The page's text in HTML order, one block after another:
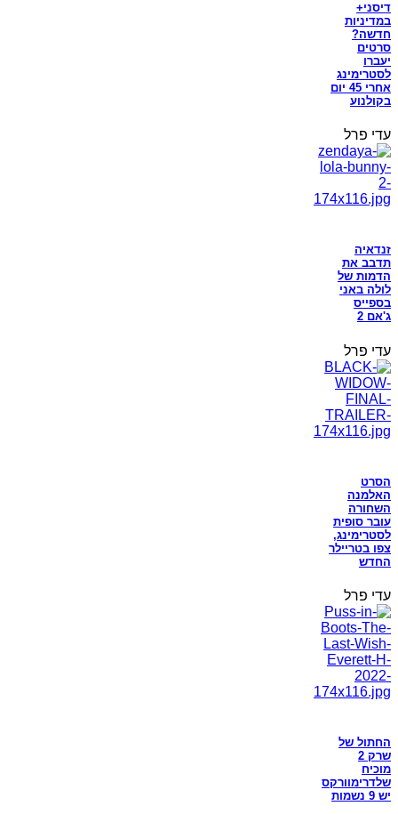
דיסני+
במדיניות
חדשה?
סרטים
יעברו
לסטרימינג
אחרי 45 יום
בקולנוע
עדי פרל
זנדאיה
תדבב את
הדמות של
לולה באני
בספייס
ג'אם 2
עדי פרל
הסרט
האלמנה
השחורה
עובר סופית
לסטרימינג,
צפו בטריילר
החדש
עדי פרל
החתול של
שרק 2
מוכיח
שלדרימוורקס
יש 9 נשמות